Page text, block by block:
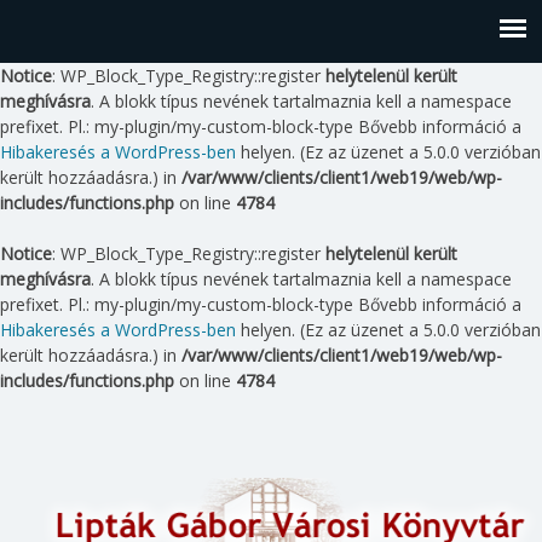
Notice: WP_Block_Type_Registry::register helytelenül került
meghívásra. A blokk típus nevének tartalmaznia kell a namespace
prefixet. Pl.: my-plugin/my-custom-block-type Bővebb információ a
Hibakeresés a WordPress-ben helyen. (Ez az üzenet a 5.0.0 verzióban
került hozzáadásra.) in /var/www/clients/client1/web19/web/wp-
includes/functions.php on line 4784
Notice: WP_Block_Type_Registry::register helytelenül került
meghívásra. A blokk típus nevének tartalmaznia kell a namespace
prefixet. Pl.: my-plugin/my-custom-block-type Bővebb információ a
Hibakeresés a WordPress-ben helyen. (Ez az üzenet a 5.0.0 verzióban
került hozzáadásra.) in /var/www/clients/client1/web19/web/wp-
includes/functions.php on line 4784